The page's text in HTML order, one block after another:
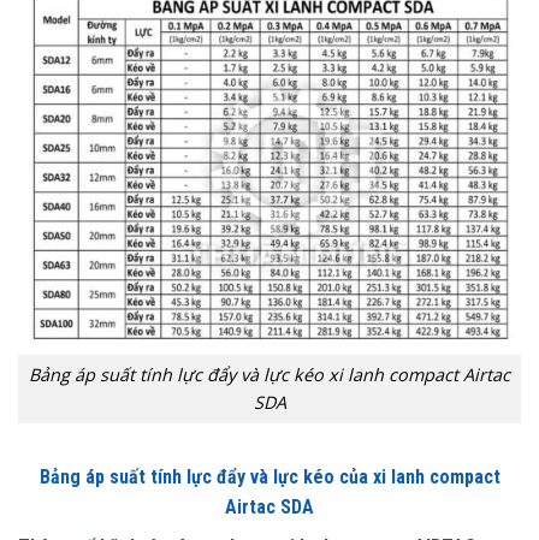
Bảng áp suất tính lực đẩy và lực kéo xi lanh compact Airtac
SDA
Bảng áp suất tính lực đẩy và lực kéo của xi lanh compact
Airtac SDA